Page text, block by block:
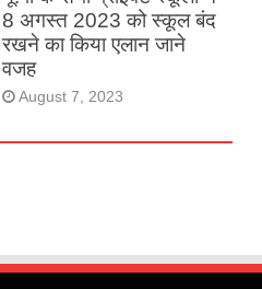
8 अगस्त 2023 को स्कूल बंद
रखने का किया एलान जाने
वजह
August 7, 2023